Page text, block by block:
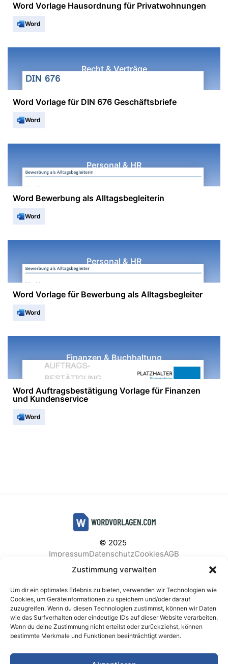
Zustimmung verwalten
Um dir ein optimales Erlebnis zu bieten, verwenden wir Technologien wie
Cookies, um Geräteinformationen zu speichern und/oder darauf
zuzugreifen. Wenn du diesen Technologien zustimmst, können wir Daten
wie das Surfverhalten oder eindeutige IDs auf dieser Website verarbeiten.
Wenn du deine Zustimmung nicht erteilst oder zurückziehst, können
bestimmte Merkmale und Funktionen beeinträchtigt werden.
Word Vorlage Hausordnung für Privatwohnungen
Word
Recht & Verträge
Word Vorlage für DIN 676 Geschäftsbriefe
Word
Personal & HR
Word Bewerbung als Alltagsbegleiterin
Word
Personal & HR
Word Vorlage für Bewerbung als Alltagsbegleiter
Word
Finanzen & Buchhaltung
Word Auftragsbestätigung Vorlage für Finanzen
und Kundenservice
Word
© 2025
ImpressumDatenschutzCookiesAGB
Facebook
Instagram
BELIEBTE KATEGORIEN
Berichte & Analysen Business
Einkauf & Beschaffung